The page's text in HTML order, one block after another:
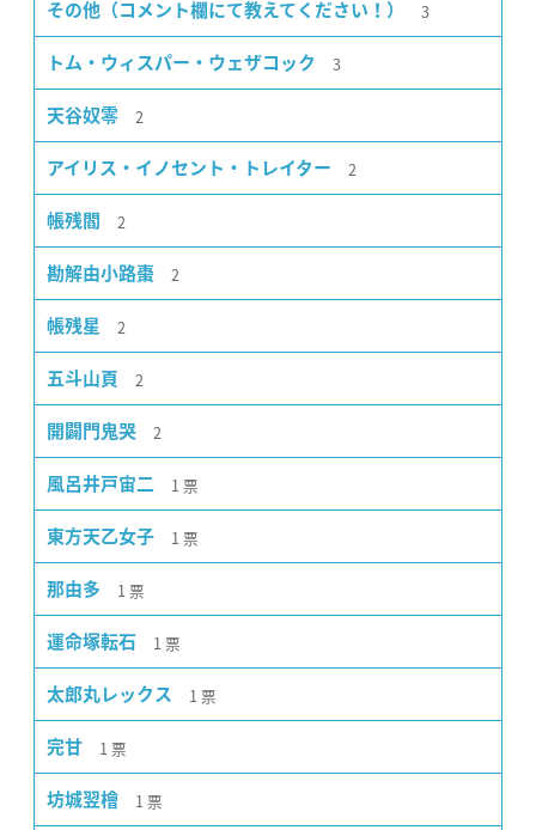
その他（コメント欄にて教えてください！） 3
トム・ウィスパー・ウェザコック 3
天谷奴零 2
アイリス・イノセント・トレイター 2
帳残閻 2
勘解由小路棗 2
帳残星 2
五斗山頁 2
開闢門鬼哭 2
風呂井戸宙二 1 票
東方天乙女子 1 票
那由多 1 票
運命塚転石 1 票
太郎丸レックス 1 票
完甘 1 票
坊城翌檜 1 票